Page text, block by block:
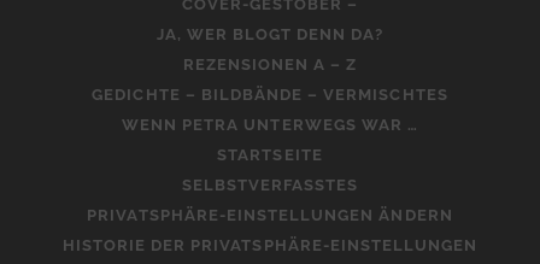
COVER-GESTÖBER –
JA, WER BLOGT DENN DA?
REZENSIONEN A – Z
GEDICHTE – BILDBÄNDE – VERMISCHTES
WENN PETRA UNTERWEGS WAR …
STARTSEITE
SELBSTVERFASSTES
PRIVATSPHÄRE-EINSTELLUNGEN ÄNDERN
HISTORIE DER PRIVATSPHÄRE-EINSTELLUNGEN